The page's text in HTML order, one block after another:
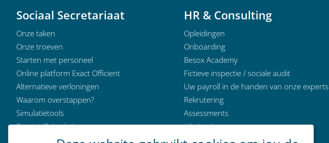
Sociaal Secretariaat
Onze taken
Onze troeven
Starten met personeel
Online platform Exact Officient
Alternatieve verloningen
Waarom overstappen?
Simulatietools
Besox HR Analytics
Klantervaringen
HR & Consulting
Opleidingen
Onboarding
Besox Academy
Fictieve inspectie / sociale audit
Uw payroll in de handen van onze experts
Rekrutering
Assessments
Wie is wie